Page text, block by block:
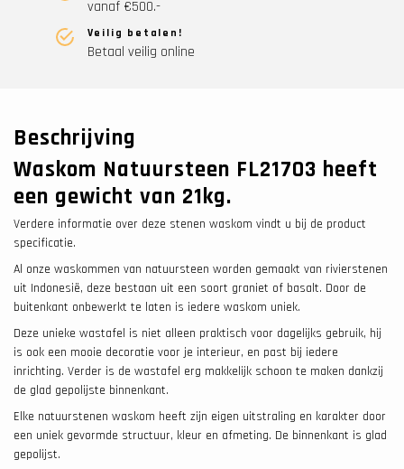
vanaf €500.-
Veilig betalen!
Betaal veilig online
Beschrijving
Waskom Natuursteen FL21703 heeft
een gewicht van 21kg.
Verdere informatie over deze stenen waskom vindt u bij de product
specificatie.
Al onze waskommen van natuursteen worden gemaakt van rivierstenen
uit Indonesië, deze bestaan uit een soort graniet of basalt. Door de
buitenkant onbewerkt te laten is iedere waskom uniek.
Deze unieke wastafel is niet alleen praktisch voor dagelijks gebruik, hij
is ook een mooie decoratie voor je interieur, en past bij iedere
inrichting. Verder is de wastafel erg makkelijk schoon te maken dankzij
de glad gepolijste binnenkant.
Elke natuurstenen waskom heeft zijn eigen uitstraling en karakter door
een uniek gevormde structuur, kleur en afmeting. De binnenkant is glad
gepolijst.